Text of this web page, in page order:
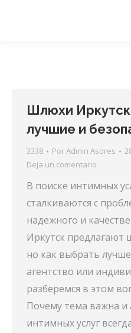
Шлюхи
лучшие и
3338 PorAdmin Asores
Deja un comentario
В поиске интимных
сталкиваются с
надежного и
Иркутск предлагают
но как выбрать
агентство или
разберемся в этом
Почему тема важна и
интимных услуг